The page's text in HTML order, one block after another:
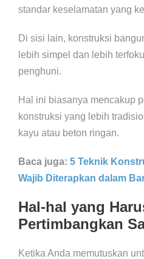
standar keselamatan yang
Di sisi lain, konstruksi
lebih simpel dan lebih
penghuni.
Hal ini biasanya mencakup
konstruksi yang lebih
kayu atau beton ringan.
Baca juga: 5 Teknik
Wajib Diterapkan dalam
Hal-hal yang
Pertimbangkan
Ketika Anda memutuskan